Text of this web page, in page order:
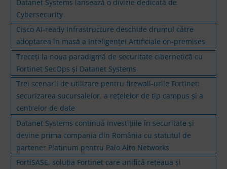
Datanet Systems lansează o divizie dedicată de
Cybersecurity
Cisco AI-ready Infrastructure deschide drumul către
adoptarea în masă a Inteligenței Artificiale on-premises
Treceți la noua paradigmă de securitate cibernetică cu
Fortinet SecOps și Datanet Systems
Trei scenarii de utilizare pentru firewall-urile Fortinet:
securizarea sucursalelor, a rețelelor de tip campus și a
centrelor de date
Datanet Systems continuă investițiile în securitate și
devine prima compania din România cu statutul de
partener Platinum pentru Palo Alto Networks
FortiSASE, soluția Fortinet care unifică rețeaua și